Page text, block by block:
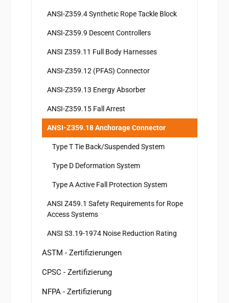
ANSI-Z359.4 Synthetic Rope Tackle Block
ANSI-Z359.9 Descent Controllers
ANSI Z359.11 Full Body Harnesses
ANSI-Z359.12 (PFAS) Connector
ANSI-Z359.13 Energy Absorber
ANSI-Z359.15 Fall Arrest
ANSI-Z359.18 Anchorage Connector
Type T Tie Back/Suspended System
Type D Deformation System
Type A Active Fall Protection System
ANSI Z459.1 Safety Requirements for Rope
Access Systems
ANSI S3.19-1974 Noise Reduction Rating
ASTM - Zertifizierungen
CPSC - Zertifizierung
NFPA - Zertifizierung